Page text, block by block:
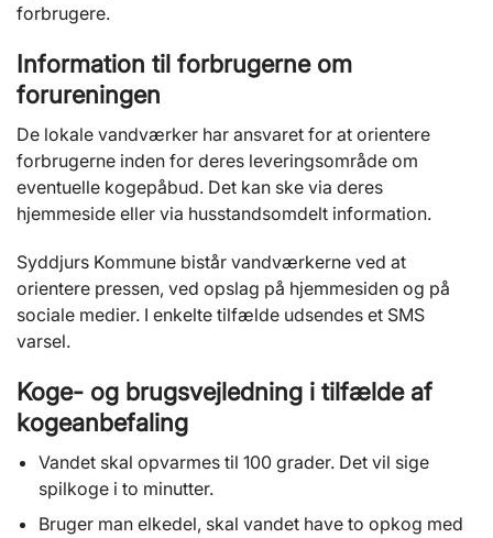
forbrugere.
Information til forbrugerne om
forureningen
De lokale vandværker har ansvaret for at orientere
forbrugerne inden for deres leveringsområde om
eventuelle kogepåbud. Det kan ske via deres
hjemmeside eller via husstandsomdelt information.
Syddjurs Kommune bistår vandværkerne ved at
orientere pressen, ved opslag på hjemmesiden og på
sociale medier. I enkelte tilfælde udsendes et SMS
varsel.
Koge- og brugsvejledning i tilfælde af
kogeanbefaling
Vandet skal opvarmes til 100 grader. Det vil sige
spilkoge i to minutter.
Bruger man elkedel, skal vandet have to opkog med